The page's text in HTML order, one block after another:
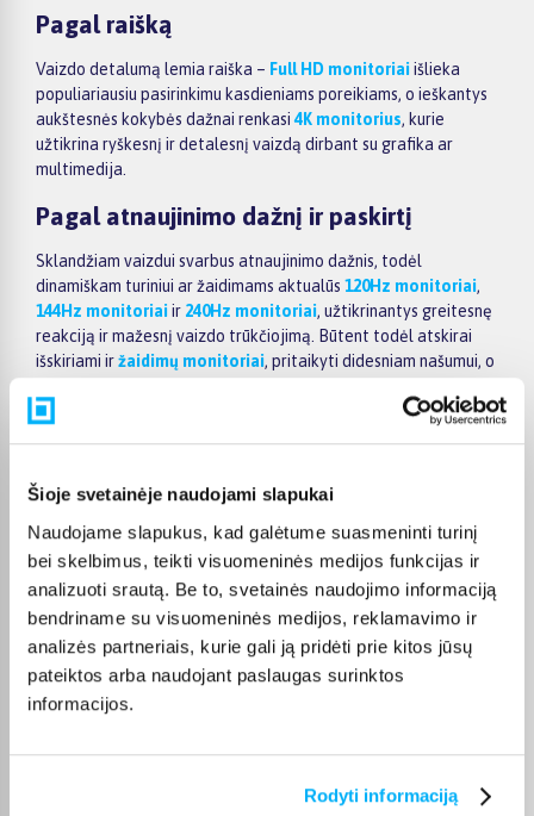
Šioje svetainėje naudojami slapukai
Naudojame slapukus, kad galėtume suasmeninti turinį
bei skelbimus, teikti visuomeninės medijos funkcijas ir
analizuoti srautą. Be to, svetainės naudojimo informaciją
bendriname su visuomeninės medijos, reklamavimo ir
analizės partneriais, kurie gali ją pridėti prie kitos jūsų
pateiktos arba naudojant paslaugas surinktos
informacijos.
Rodyti informaciją
Pagal raišką
Vaizdo detalumą lemia raiška – Full HD monitoriaiišlieka
populiariausiu pasirinkimu kasdieniams poreikiams, o ieškantys
aukštesnės kokybės dažnai renkasi4K monitorius, kurie
užtikrina ryškesnį ir detalesnį vaizdą dirbant su grafika ar
multimedija.
Pagal atnaujinimo dažnį ir paskirtį
Sklandžiam vaizdui svarbus atnaujinimo dažnis, todėl
dinamiškam turiniui ar žaidimams aktualūs 120Hz monitoriai,
144Hz monitoriaiir 240Hz monitoriai, užtikrinantys greitesnę
reakciją ir mažesnį vaizdo trūkčiojimą. Būtent todėl atskirai
išskiriami iržaidimų monitoriai, pritaikyti didesniam našumui, o
monitorius
, patogius papildomai darbo vietai ar kelionėse.
Asortimente rasite žinomų gamintojų sprendimus –
monitorius ,Dell monitorius ,Samsung monitorius,BenQ
monitorius
HP monitorius Asus monitorius
Acer
, todėl lengvai išsirinksite pagal
pageidaujamą prekės ženklą ar techninius parametrus.
Patogus pirkimas ir pristatymas
Monitoriai pristatomi visoje Lietuvoje – į namus ar biurą. Jei
prekė yra sandėlyje, pristatymas paprastai trunka 1–2 darbo
kad įrangą įsigytumėte iš karto, o mokėjimą paskirstytumėte